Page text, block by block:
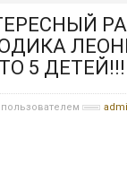
5 ДЕТЕЙ!!!